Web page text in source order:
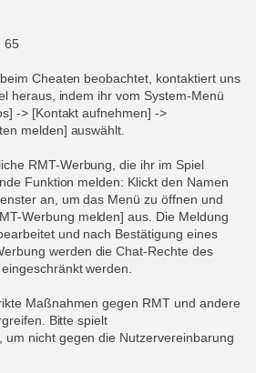
65
Cheaten beobachtet, kontaktiert uns
heraus, indem ihr vom System-Menü
-> [Kontakt aufnehmen] ->
melden] auswählt.
RMT-Werbung, die ihr im Spiel
Funktion melden: Klickt den Namen
an, um das Menü zu öffnen und
Werbung melden] aus. Die Meldung
und nach Bestätigung eines
werden die Chat-Rechte des
werden.
Maßnahmen gegen RMT und andere
Bitte spielt
um nicht gegen die Nutzervereinbarung